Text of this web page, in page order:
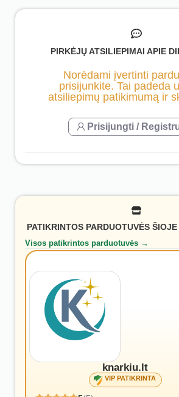
PIRKĖJŲ ATSILIEPIMAI APIE
Norėdami įvertinti
prisijunkite. Tai padeda
atsiliepimų patikimumą ir
Prisijungti /
PATIKRINTOS PARDUOTUVĖS
Visos patikrintos parduotuvės →
knarkiu.lt
VIP PATIKRINTA